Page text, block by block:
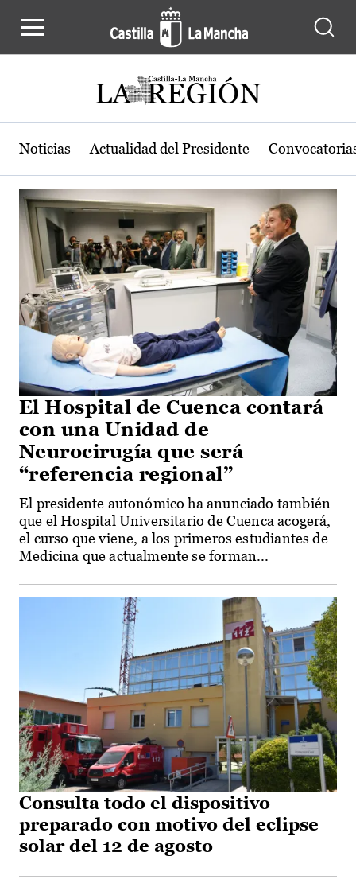
Actualidad de la región de Castilla-
Noticias Actualidad del Presidente
El Hospital de Cuenca contará
con una Unidad de
Neurocirugía que será
“referencia regional”
El presidente autonómico ha anunciado también
que el Hospital Universitario de Cuenca acogerá,
el curso que viene, a los primeros estudiantes de
Medicina que actualmente se forman...
Consulta todo el dispositivo
preparado con motivo del eclipse
solar del 12 de agosto